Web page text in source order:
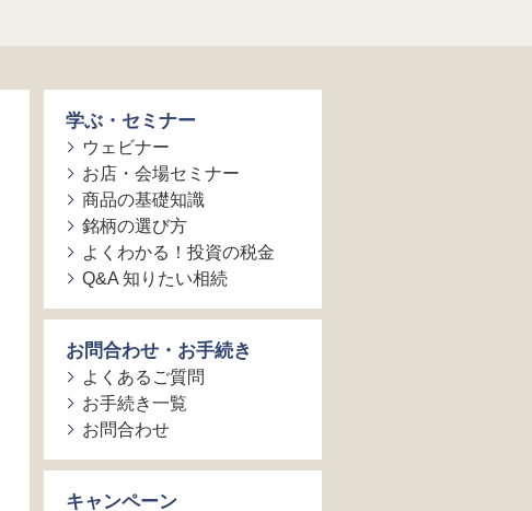
学ぶ・セミナー
ウェビナー
お店・会場セミナー
商品の基礎知識
銘柄の選び方
よくわかる！投資の税金
Q&A 知りたい相続
お問合わせ・お手続き
よくあるご質問
お手続き一覧
お問合わせ
キャンペーン